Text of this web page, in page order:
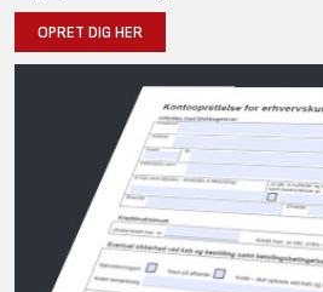
OPRET DIG HER